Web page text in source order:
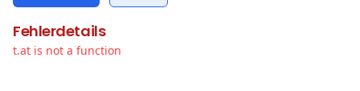
Fehlerdetails
t.at is not a function